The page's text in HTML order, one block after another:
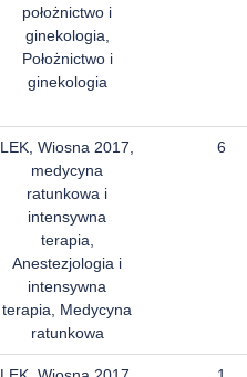
położnictwo i
ginekologia,
Położnictwo i
ginekologia
LEK, Wiosna 2017,
medycyna
ratunkowa i
intensywna
terapia,
Anestezjologia i
intensywna
terapia, Medycyna
ratunkowa
6